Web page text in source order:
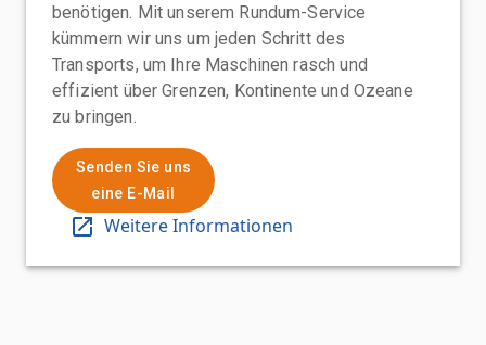
benötigen. Mit unserem Rundum-Service
kümmern wir uns um jeden Schritt des
Transports, um Ihre Maschinen rasch und
effizient über Grenzen, Kontinente und Ozeane
zu bringen.
Senden Sie uns
eine E-Mail
Weitere Informationen